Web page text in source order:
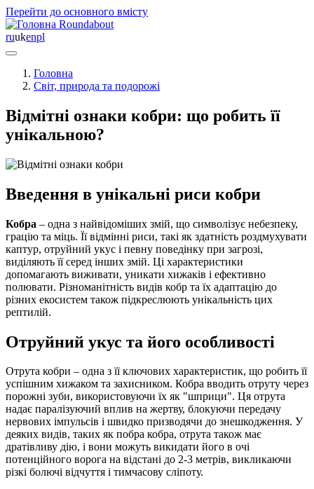
Перейти до основного вмісту
Roundabout
ruukenpl
Головна
Світ, природа та подорожі
Відмітні ознаки кобри: що робить її
унікальною?
Введення в унікальні риси кобри
Кобра – одна з найвідоміших змій, що символізує небезпеку,
грацію та міць. Її відмінні риси, такі як здатність роздмухувати
каптур, отруйний укус і певну поведінку при загрозі,
виділяють її серед інших змій. Ці характеристики
допомагають виживати, уникати хижаків і ефективно
полювати. Різноманітність видів кобр та їх адаптацію до
різних екосистем також підкреслюють унікальність цих
рептилій.
Отруйний укус та його особливості
Отрута кобри – одна з її ключових характеристик, що робить її
успішним хижаком та захисником. Кобра вводить отруту через
порожні зуби, використовуючи їх як "шприци". Ця отрута
надає паралізуючий вплив на жертву, блокуючи передачу
нервових імпульсів і швидко призводячи до знешкодження. У
деяких видів, таких як побра кобра, отрута також має
дратівливу дію, і вони можуть викидати його в очі
потенційного ворога на відстані до 2-3 метрів, викликаючи
різкі болючі відчуття і тимчасову сліпоту.